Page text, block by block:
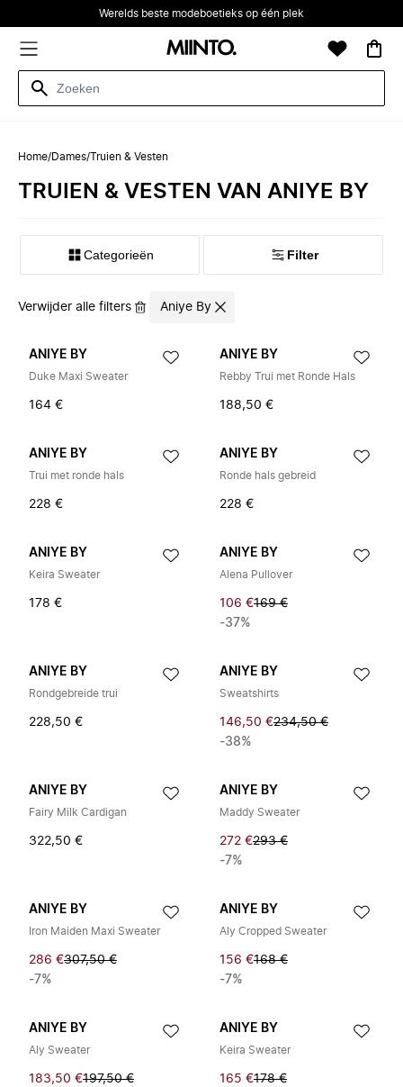
Werelds beste modeboetieks op één plek
Home/Dames/Truien & Vesten
TRUIEN & VESTEN VAN ANIYE BY
Categorieën Filter
Verwijder alle filters Aniye By
ANIYE BY
Duke Maxi Sweater
164 €
ANIYE BY
Rebby Trui met Ronde Hals
188,50 €
ANIYE BY
Trui met ronde hals
228 €
ANIYE BY
Ronde hals gebreid
228 €
ANIYE BY
Keira Sweater
178 €
ANIYE BY
Alena Pullover
106 €169 €
-37%
ANIYE BY
Rondgebreide trui
228,50 €
ANIYE BY
Sweatshirts
146,50 €234,50 €
-38%
ANIYE BY
Fairy Milk Cardigan
322,50 €
ANIYE BY
Maddy Sweater
272 €293 €
-7%
ANIYE BY
Iron Maiden Maxi Sweater
286 €307,50 €
-7%
ANIYE BY
Aly Cropped Sweater
156 €168 €
-7%
ANIYE BY
Aly Sweater
183,50 €197,50 €
ANIYE BY
Keira Sweater
165 €178 €